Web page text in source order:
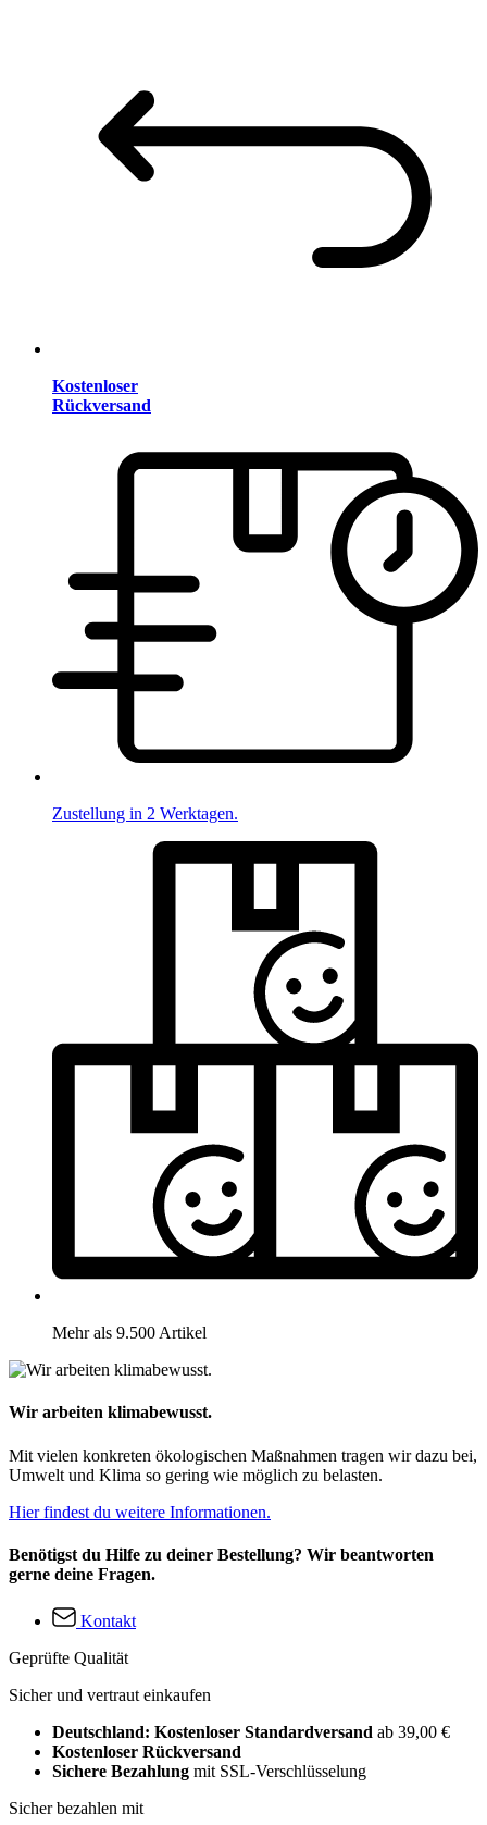
Kostenloser
Rückversand
Zustellung in 2 Werktagen.
Mehr als 9.500 Artikel
Wir arbeiten klimabewusst.
Mit vielen konkreten ökologischen Maßnahmen tragen wir dazu bei,
Umwelt und Klima so gering wie möglich zu belasten.
Hier findest du weitere Informationen.
Benötigst du Hilfe zu deiner Bestellung? Wir beantworten
gerne deine Fragen.
Kontakt
Geprüfte Qualität
Sicher und vertraut einkaufen
Deutschland: Kostenloser Standardversand ab 39,00 €
Kostenloser Rückversand
Sichere Bezahlung mit SSL-Verschlüsselung
Sicher bezahlen mit